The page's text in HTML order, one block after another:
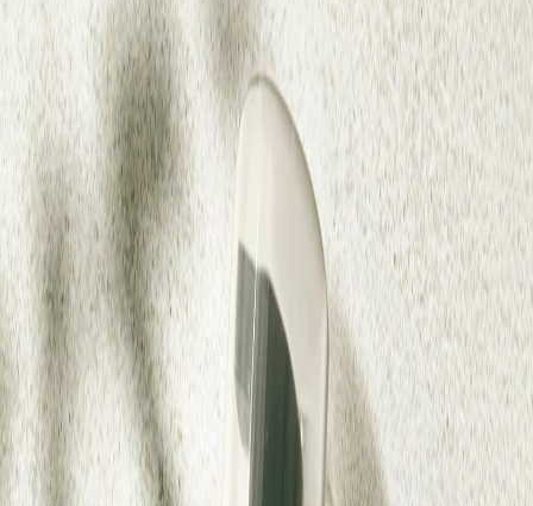
Определяем...
Каталог
Бренды Новинки ХитыСкидки Подборки Блог
Наши магазиныКонтакты